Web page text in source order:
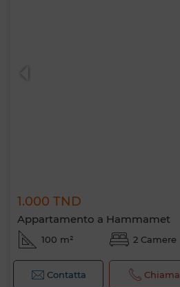
1.000 TND
Appartamento a Hammamet
100 m² 2 Camere
Contatta Chiama